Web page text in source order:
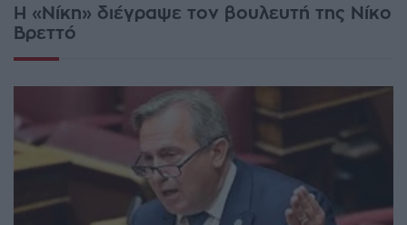
Η «Νίκη» διέγραψε τον βουλευτή της Νίκο
Βρεττό